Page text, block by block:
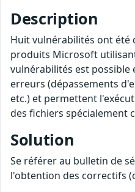
Description
Huit vulnérabilités ont été
produits Microsoft
vulnérabilités est possible
erreurs (dépassements
etc.) et permettent
des fichiers spécialement
Solution
Se référer au bulletin de
l'obtention des correctifs